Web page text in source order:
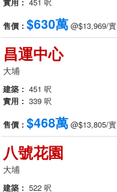
售價： $630萬 @$13,969/實
昌運中心
大埔
建築： 451 呎
實用： 339 呎
售價： $468萬 @$13,805/實
八號花園
大埔
建築： 522 呎